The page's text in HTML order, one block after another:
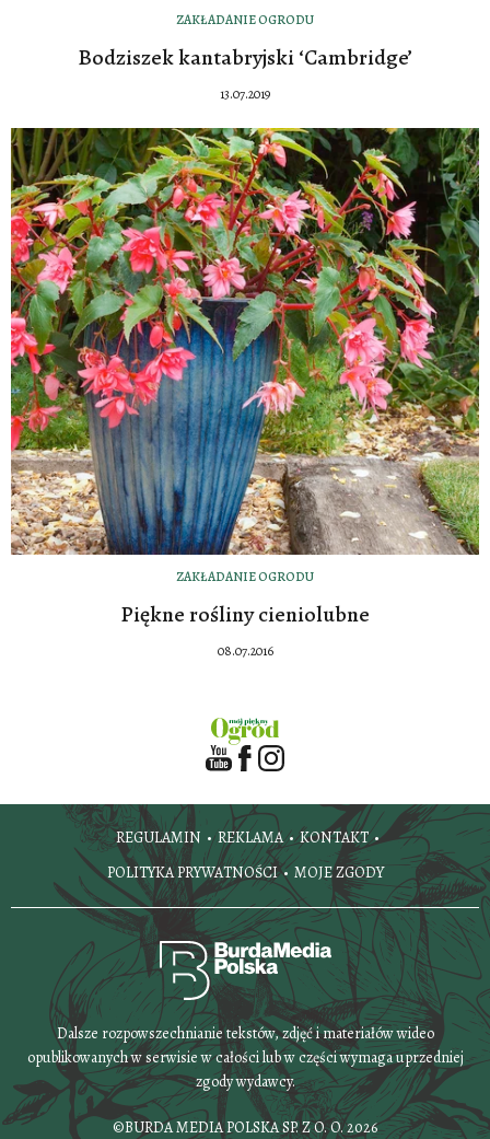
ZAKŁADANIE OGRODU
Bodziszek kantabryjski ‘Cambridge’
13.07.2019
ZAKŁADANIE OGRODU
Piękne rośliny cieniolubne
08.07.2016
REGULAMIN REKLAMA
KONTAKT
POLITYKA PRYWATNOŚCI
MOJE ZGODY
Dalsze rozpowszechnianie tekstów, zdjęć i materiałów wideo
opublikowanych w serwisie w całości lub w części wymaga uprzedniej
zgody wydawcy.
©BURDA MEDIA POLSKA SP. Z O. O. 2026